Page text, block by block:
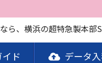
ら、横浜の超特急製本部
ド データ